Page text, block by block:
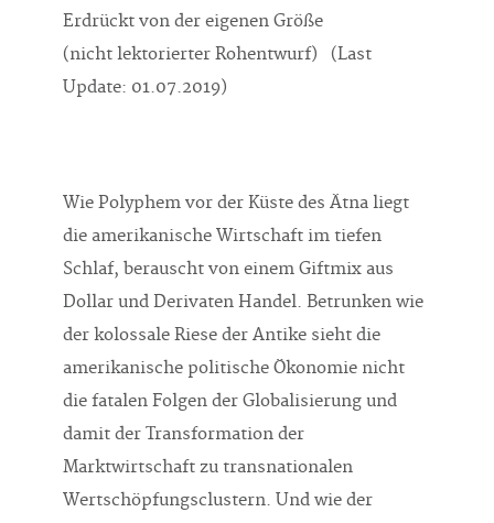
Erdrückt von der eigenen Größe
(nicht lektorierter Rohentwurf) (Last
Update: 01.07.2019)
Wie Polyphem vor der Küste des Ätna liegt
die amerikanische Wirtschaft im tiefen
Schlaf, berauscht von einem Giftmix aus
Dollar und Derivaten Handel. Betrunken wie
der kolossale Riese der Antike sieht die
amerikanische politische Ökonomie nicht
die fatalen Folgen der Globalisierung und
damit der Transformation der
Marktwirtschaft zu transnationalen
Wertschöpfungsclustern. Und wie der